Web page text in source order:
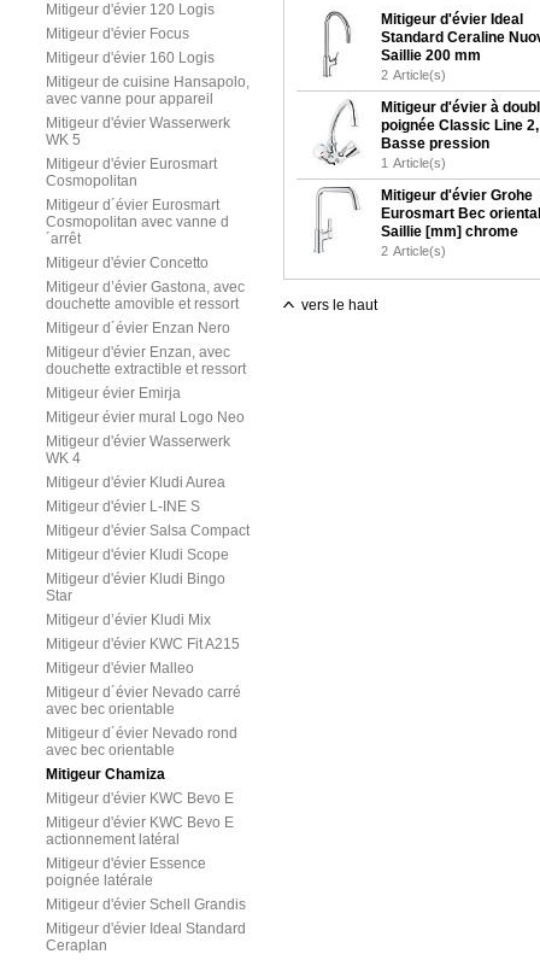
Mitigeur d'évier 120 Logis
Mitigeur d'évier Focus
Mitigeur d'évier 160 Logis
Mitigeur de cuisine Hansapolo,
avec vanne pour appareil
Mitigeur d'évier Wasserwerk
WK 5
Mitigeur d'évier Eurosmart
Cosmopolitan
Mitigeur d´évier Eurosmart
Cosmopolitan avec vanne d
´arrêt
Mitigeur d'évier Concetto
Mitigeur d’évier Gastona, avec
douchette amovible et ressort
Mitigeur d´évier Enzan Nero
Mitigeur d'évier Enzan, avec
douchette extractible et ressort
Mitigeur évier Emirja
Mitigeur évier mural Logo Neo
Mitigeur d'évier Wasserwerk
WK 4
Mitigeur d'évier Kludi Aurea
Mitigeur d'évier L-INE S
Mitigeur d'évier Salsa Compact
Mitigeur d'évier Kludi Scope
Mitigeur d'évier Kludi Bingo
Star
Mitigeur d’évier Kludi Mix
Mitigeur d'évier KWC Fit A215
Mitigeur d'évier Malleo
Mitigeur d´évier Nevado carré
avec bec orientable
Mitigeur d´évier Nevado rond
avec bec orientable
Mitigeur Chamiza
Mitigeur d'évier KWC Bevo E
Mitigeur d'évier KWC Bevo E
actionnement latéral
Mitigeur d'évier Essence
poignée latérale
Mitigeur d'évier Schell Grandis
Mitigeur d'évier Ideal Standard
Ceraplan
Mitigeur d'évier Ideal
Standard Ceraline
Saillie 200 mm
2 Article(s)
Mitigeur d'évier à
poignée Classic Line 2,
Basse pression
1 Article(s)
Mitigeur d'évier Grohe
Eurosmart Bec
Saillie [mm] chrome
2 Article(s)
vers le haut